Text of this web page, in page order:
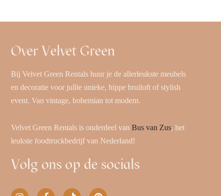
Over Velvet Green
Bij Velvet Green Rentals huur je de allerleukste meubels
en decoratie voor jullie unieke, hippe bruiloft of stylish
event. Van vintage, bohemian tot modern.
Velvet Green Rentals is onderdeel vanBus van Zus, het
leukste foodtruckbedrijf van Nederland!
Volg ons op de socials